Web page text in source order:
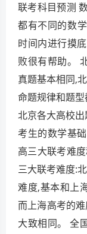
联考科目预测
都有不同的数
时间内进行摸
败很有帮助。
真题基本相同,
命题规律和题
北京各大高校
考生的数学基
高三大联考难
三大联考难度:
难度,基本和上
而上海高考的
大致相同。 全